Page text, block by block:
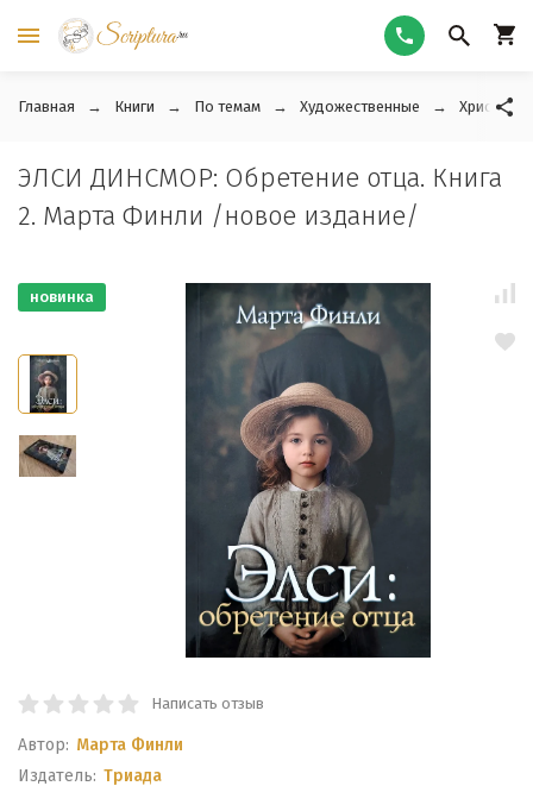
Главная Книги По темам Художественные
ЭЛСИ ДИНСМОР: Обретение отца. Книга
2. Марта Финли /новое издание/
новинка
Написать отзыв
Автор: Марта Финли
Издатель: Триада